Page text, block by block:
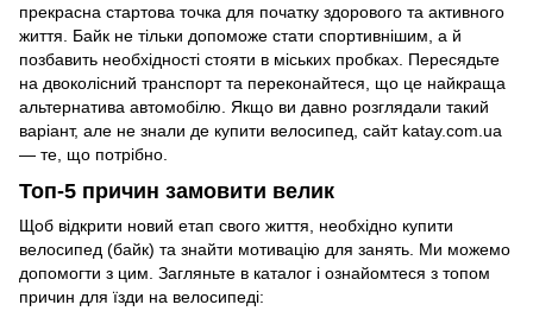
прекрасна стартова точка для початку здорового та активного
життя. Байк не тільки допоможе стати спортивнішим, а й
позбавить необхідності стояти в міських пробках. Пересядьте
на двоколісний транспорт та переконайтеся, що це найкраща
альтернатива автомобілю. Якщо ви давно розглядали такий
варіант, але не знали де купити велосипед, сайт katay.com.ua
— те, що потрібно.
Топ-5 причин замовити велик
Щоб відкрити новий етап свого життя, необхідно купити
велосипед (байк) та знайти мотивацію для занять. Ми можемо
допомогти з цим. Загляньте в каталог і ознайомтеся з топом
причин для їзди на велосипеді: